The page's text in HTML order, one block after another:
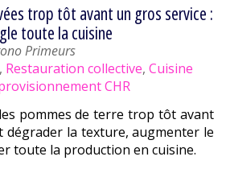
trop tôt avant un gros service :
toute la cuisine
Primeurs
, Restauration collective, Cuisine
CHR
pommes de terre trop tôt avant
dégrader la texture, augmenter le
toute la production en cuisine.